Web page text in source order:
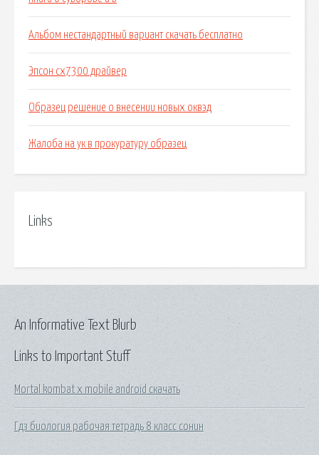
Альбом нестандартный вариант скачать бесплатно
Эпсон cx7300 драйвер
Образец решение о внесении новых оквэд
Жалоба на ук в прокуратуру образец
Links
Links to Important Stuff
Mortal kombat x mobile android скачать
Гдз биология рабочая тетрадь 8 класс сонин
An Informative Text Blurb